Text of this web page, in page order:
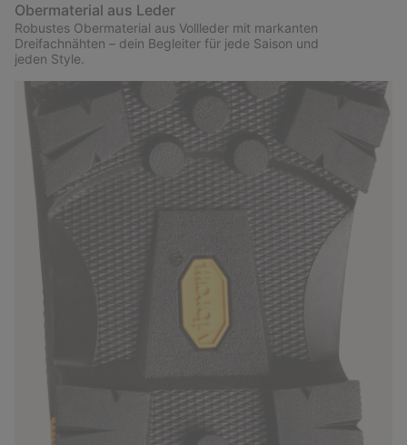
Obermaterial aus Leder
Robustes Obermaterial aus Vollleder mit markanten
Dreifachnähten – dein Begleiter für jede Saison und
jeden Style.